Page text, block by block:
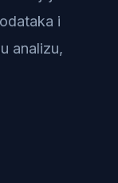
i
analizu,